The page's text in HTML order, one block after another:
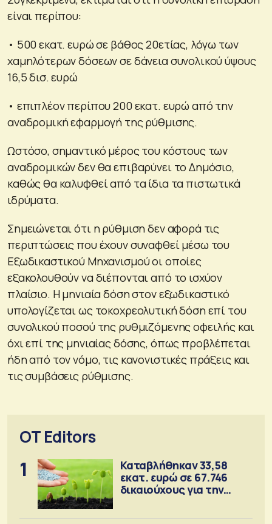
είναι περίπου:
• 500 εκατ. ευρώ σε βάθος 20ετίας, λόγω των
χαμηλότερων δόσεων σε δάνεια συνολικού ύψους
16,5 δισ. ευρώ
• επιπλέον περίπου 200 εκατ. ευρώ από την
αναδρομική εφαρμογή της ρύθμισης.
Ωστόσο, σημαντικό μέρος του κόστους των
αναδρομικών δεν θα επιβαρύνει το Δημόσιο,
καθώς θα καλυφθεί από τα ίδια τα πιστωτικά
ιδρύματα.
Σημειώνεται ότι η ρύθμιση δεν αφορά τις
περιπτώσεις που έχουν συναφθεί μέσω του
Εξωδικαστικού Μηχανισμού οι οποίες
εξακολουθούν να διέπονται από το ισχύον
πλαίσιο. Η μηνιαία δόση στον εξωδικαστικό
υπολογίζεται ως τοκοχρεολυτική δόση επί του
συνολικού ποσού της ρυθμιζόμενης οφειλής και
όχι επί της μηνιαίας δόσης, όπως προβλέπεται
ήδη από τον νόμο, τις κανονιστικές πράξεις και
τις συμβάσεις ρύθμισης.
OT Editors
1
Καταβλήθηκαν 33,58
εκατ. ευρώ σε 67.746
δικαιούχους για την